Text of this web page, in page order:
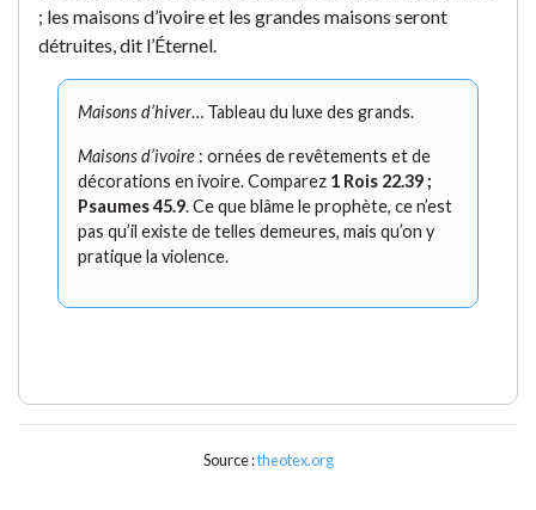
; les maisons d’ivoire et les grandes maisons seront
détruites, dit l’Éternel.
Maisons d’hiver… Tableau du luxe des grands.
Maisons d’ivoire : ornées de revêtements et de
décorations en ivoire. Comparez 1 Rois 22.39 ;
Psaumes 45.9. Ce que blâme le prophète, ce n’est
pas qu’il existe de telles demeures, mais qu’on y
pratique la violence.
Source :theotex.org